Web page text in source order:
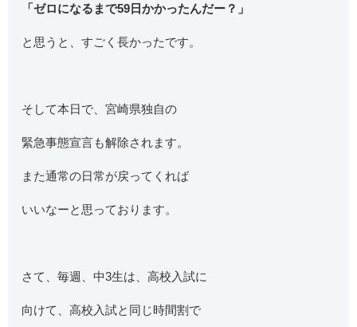
「ゼロになるまで59日かかったんだー？」
と思うと、すごく長かったです。
そして本日で、宮崎県独自の
緊急事態宣言も解除されます。
また通常の日常が戻ってくれば
いいなーと思っております。
さて、毎週、中3生は、高校入試に
向けて、高校入試と同じ時間割で